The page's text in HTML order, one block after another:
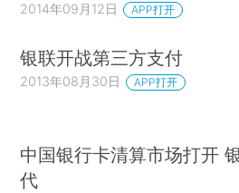
2014年09月12日 APP打开
银联开战第三方支付
2013年08月30日 APP打开
中国银行卡清算市场打开
代